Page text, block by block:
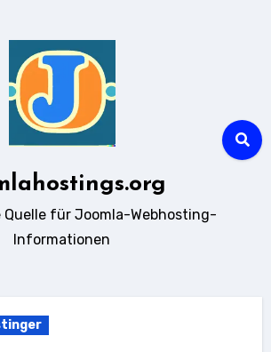
für Joomla-Webhosting-
Informationen